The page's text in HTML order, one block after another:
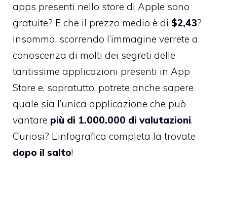
apps presenti nello store di Apple sono
gratuite? E che il prezzo medio è di $2,43?
Insomma, scorrendo l’immagine verrete a
conoscenza di molti dei segreti delle
tantissime applicazioni presenti in App
Store e, sopratutto, potrete anche sapere
quale sia l’unica applicazione che può
vantare più di 1.000.000 di valutazioni.
Curiosi? L’infografica completa la trovate
dopo il salto!